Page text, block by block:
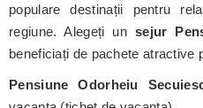
populare destinații pentru
regiune. Alegeți un sejur
beneficiați de pachete atractive
Pensiune Odorheiu